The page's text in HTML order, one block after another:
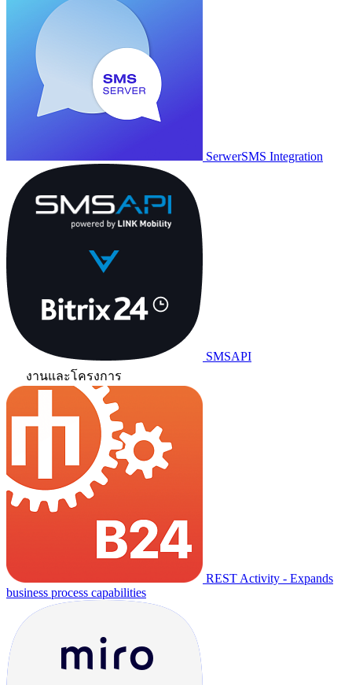
SerwerSMS Integration
SMSAPI
งานและโครงการ
REST Activity - Expands
business process capabilities